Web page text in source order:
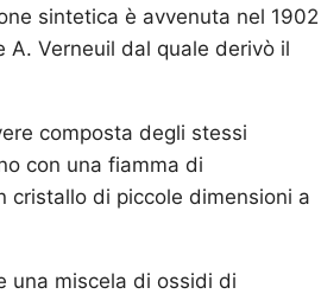
sintetica è avvenuta nel 1902
A. Verneuil dal quale derivò il
composta degli stessi
con una fiamma di
cristallo di piccole dimensioni a
una miscela di ossidi di